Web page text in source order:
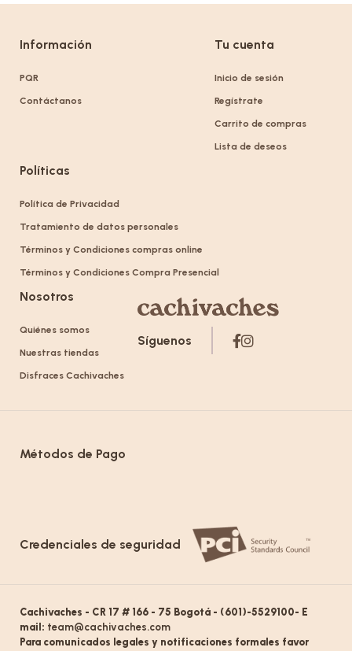
Información
PQR
Contáctanos
Tu cuenta
Inicio de sesión
Regístrate
Carrito de compras
Lista de deseos
Políticas
Política de Privacidad
Tratamiento de datos personales
Términos y Condiciones compras online
Términos y Condiciones Compra Presencial
Nosotros
Quiénes somos
Nuestras tiendas
Disfraces Cachivaches
Síguenos
Métodos de Pago
Credenciales de seguridad
Cachivaches - CR 17 # 166 - 75 Bogotá - (601)-5529100- E
mail: team@cachivaches.com
Para comunicados legales y notificaciones formales favor